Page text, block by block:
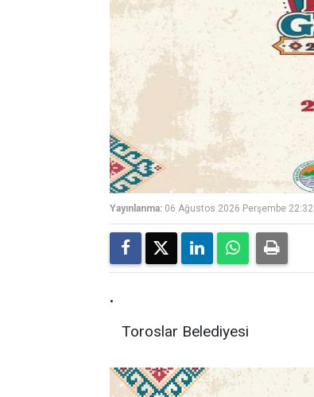
Yayınlanma: 06 Ağustos 2026 Perşembe 22:32
.
Toroslar Belediyesi